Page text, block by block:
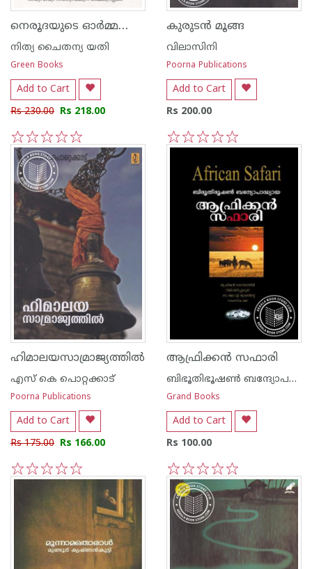
നെരൂദയുടെ ഓര്‍മ്മക്കുറിപ്പുകള്‍
നിത്യ ചൈതന്യ യതി
Green Books
Add to Cart
Rs 230.00 Rs 218.00
5
4
3
2
1
കുരുട‌ന്‍ മൂങ്ങ
വിലാസിനി
Poorna Publications
Add to Cart
Rs 200.00
5
4
3
2
1
ഹിമാലയസാമ്രാജ്യത്തില്‍
എസ്‌ കെ പൊറ്റക്കാട്‌
Poorna Publications
Add to Cart
Rs 175.00 Rs 166.00
5
4
3
2
1
ആഫ്രിക്ക‌ന്‍ സഫാരി
ബിഭൂതിഭൂഷണ്‍ ബന്ദ്യോപദ്ധ്യായ
Grand Books
Add to Cart
Rs 100.00
5
4
3
2
1